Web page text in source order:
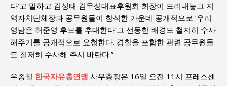
다’고 말하고 김성태 김무성대표후원회 회장이 드러내놓고 지
역자치단체장과 공무원들이 참석한 가운데 공개적으로 ‘우리
영남은 허준영 후보를 추대한다’고 선동한 배경도 철저히 수사
해주기를 공개적으로 요청한다. 경찰을 포함한 관련 공무원들
도 철저히 수사해 주시 바란다.”
우종철 한국자유총연맹 사무총장은 16일 오전 11시 프레스센